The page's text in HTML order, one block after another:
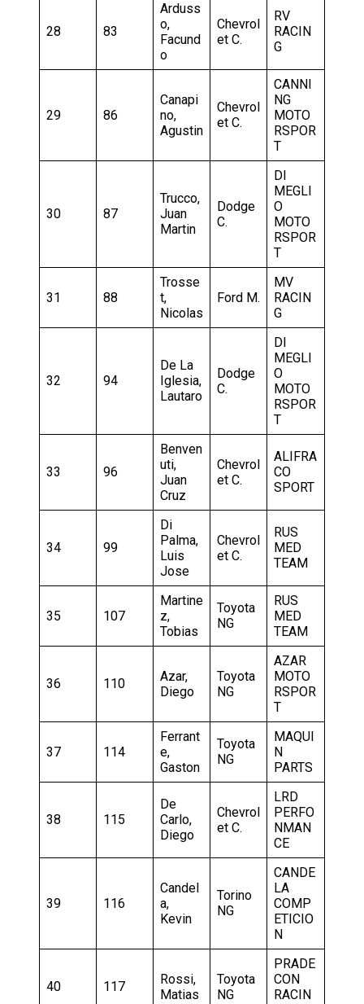
28 83
Arduss
o,
Facund
o
Chevrol
et C.
RV
RACIN
G
29 86
Canapi
no,
Agustin
Chevrol
et C.
CANNI
NG
MOTO
RSPOR
T
30 87
Trucco,
Juan
Martin
Dodge
C.
DI
MEGLI
O
MOTO
RSPOR
T
31 88
Trosse
t,
Nicolas
Ford M.
MV
RACIN
G
32 94
De La
Iglesia,
Lautaro
Dodge
C.
DI
MEGLI
O
MOTO
RSPOR
T
33 96
Benven
uti,
Juan
Cruz
Chevrol
et C.
ALIFRA
CO
SPORT
34 99
Di
Palma,
Luis
Jose
Chevrol
et C.
RUS
MED
TEAM
35 107
Martine
z,
Tobias
Toyota
NG
RUS
MED
TEAM
36 110
Azar,
Diego
Toyota
NG
AZAR
MOTO
RSPOR
T
37 114
Ferrant
e,
Gaston
Toyota
NG
MAQUI
N
PARTS
38 115
De
Carlo,
Diego
Chevrol
et C.
LRD
PERFO
NMAN
CE
39 116
Candel
a,
Kevin
Torino
NG
CANDE
LA
COMP
ETICIO
N
40 117
Rossi,
Matias
Toyota
NG
PRADE
CON
RACIN